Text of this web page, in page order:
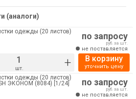
(аналоги)
одежды (20 листов)
шт. +
по запросу
руб. за шт.
не поставляется
В корзину
уточнить цену
одежды (20 листов)
ЭКОНОМ (8084) [1/24]
по запросу
руб. за шт.
не поставляется